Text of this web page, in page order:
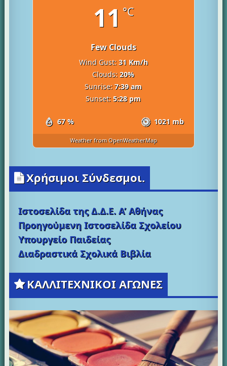
11 °C
Few Clouds
67 % 1021 mb
Wind Gust: 31 Km/h
Clouds: 20%
Sunrise: 7:39 am
Sunset: 5:28 pm
Weather from OpenWeatherMap
Χρήσιμοι Σύνδεσμοι.
Ιστοσελίδα της Δ.Δ.Ε. Α’ Αθήνας
Προηγούμενη Ιστοσελίδα Σχολείου
Υπουργείο Παιδείας
Διαδραστικά Σχολικά Βιβλία
ΚΑΛΛΙΤΕΧΝΙΚΟΙ ΑΓΩΝΕΣ